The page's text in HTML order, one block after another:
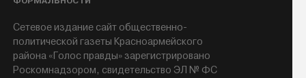
Сетевое издание сайт общественно-
политической газеты Красноармейского
района «Голос правды» зарегистрировано
Роскомнадзором, свидетельство ЭЛ № ФС